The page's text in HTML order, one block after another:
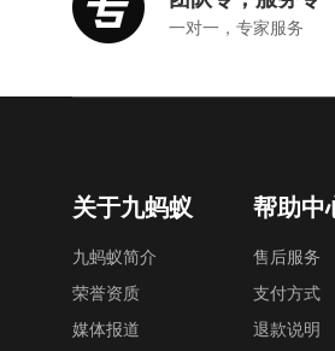
一对一，专家服务
关于九蚂蚁
九蚂蚁简介
荣誉资质
媒体报道
帮助中
售后服务
支付方式
退款说明